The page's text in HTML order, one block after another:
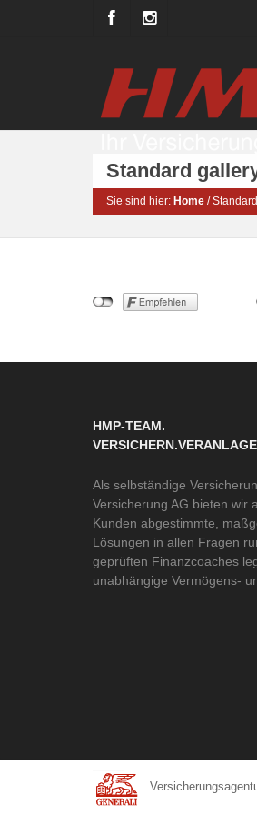
Standard
Sie sind hier: Home /
HMP-TEAM.
Als selbständige
Versicherung AG bieten wir
Kunden abgestimmte,
Lösungen in allen Fragen
geprüften Finanzcoaches
unabhängige Vermögens-